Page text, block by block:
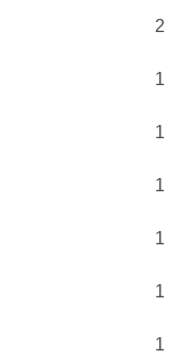
2
1
1
1
1
1
1